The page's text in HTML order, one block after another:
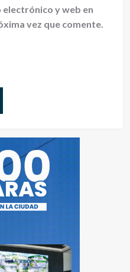
y web en
vez que comente.